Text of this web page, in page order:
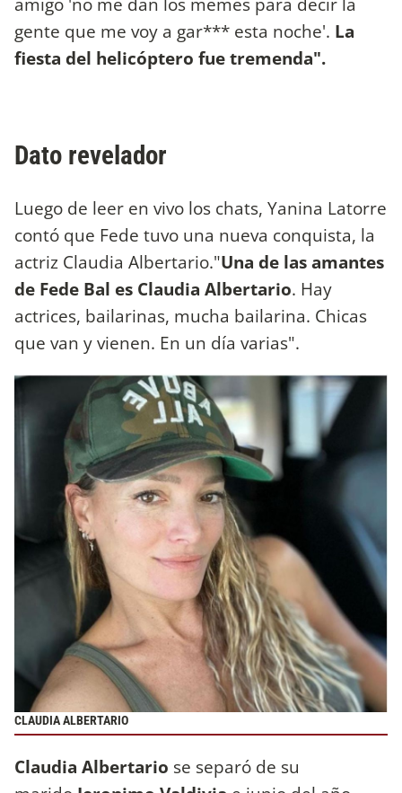
gente que me voy a gar*** esta noche'. La
fiesta del helicóptero fue tremenda".
Dato revelador
Luego de leer en vivo los chats, Yanina Latorre
contó que Fede tuvo una nueva conquista, la
actriz Claudia Albertario."Una de las amantes
de Fede Bal es Claudia Albertario. Hay
actrices, bailarinas, mucha bailarina. Chicas
que van y vienen. En un día varias".
CLAUDIA ALBERTARIO
Claudia Albertario se separó de su